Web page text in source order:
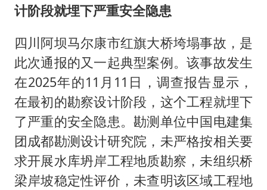
计阶段就埋下严重安全隐患
四川阿坝马尔康市红旗大桥垮塌事故，是
此次通报的又一起典型案例。该事故发生
在2025年的11月11日，调查报告显示，
在最初的勘察设计阶段，这个工程就埋下
了严重的安全隐患。勘测单位中国电建集
团成都勘测设计研究院，未严格按相关要
求开展水库坍岸工程地质勘察，未组织桥
梁岸坡稳定性评价，未查明该区域工程地